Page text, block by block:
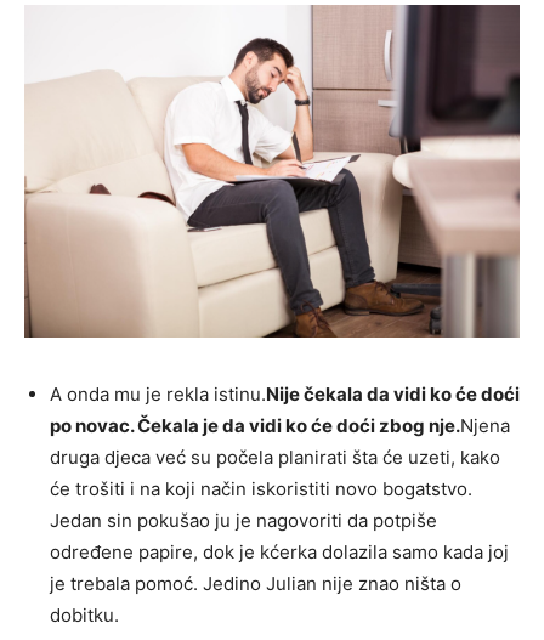
A onda mu je rekla istinu.Nije čekala da vidi ko će doći
po novac. Čekala je da vidi ko će doći zbog nje.Njena
druga djeca već su počela planirati šta će uzeti, kako
će trošiti i na koji način iskoristiti novo bogatstvo.
Jedan sin pokušao ju je nagovoriti da potpiše
određene papire, dok je kćerka dolazila samo kada joj
je trebala pomoć. Jedino Julian nije znao ništa o
dobitku.